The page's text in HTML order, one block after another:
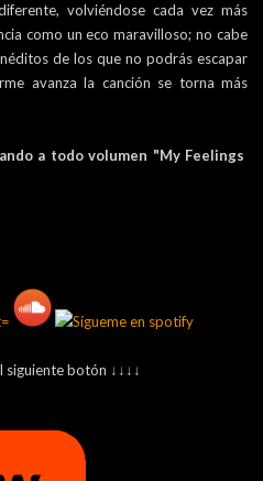
volviéndose cada vez más
como un eco maravilloso; no cabe
de los que no podrás escapar
avanza la canción se torna más
a todo volumen "My Feelings
siguiente botón ↓↓↓↓